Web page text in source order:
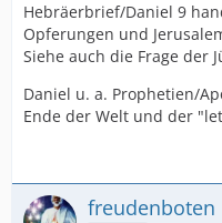
Hebräerbrief/Daniel 9
Opferungen und
Siehe auch die Frage der
Daniel u. a. Prophetien/
Ende der Welt und der
freudenboten